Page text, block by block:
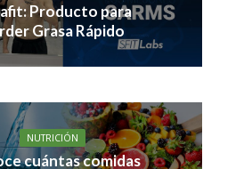
Producto para
Grasa Rápido
NUTRICIÓN
cuántas comidas